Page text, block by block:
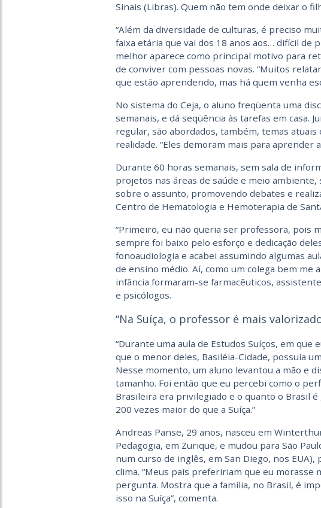
Sinais (Libras). Quem não tem onde deixar o
“Além da diversidade de culturas, é preciso
faixa etária que vai dos 18 anos aos… difícil de
melhor aparece como principal motivo para
de conviver com pessoas novas. “Muitos
que estão aprendendo, mas há quem venha
No sistema do Ceja, o aluno freqüenta uma
semanais, e dá seqüência às tarefas em casa.
regular, são abordados, também, temas
realidade. “Eles demoram mais para aprender
Durante 60 horas semanais, sem sala de
projetos nas áreas de saúde e meio
sobre o assunto, promovendo debates e
Centro de Hematologia e Hemoterapia de
“Primeiro, eu não queria ser professora, pois
sempre foi baixo pelo esforço e dedicação
fonoaudiologia e acabei assumindo algumas
de ensino médio. Aí, como um colega bem me
infância formaram-se farmacêuticos,
e psicólogos.
“Na Suíça, o professor é mais
“Durante uma aula de Estudos Suíços, em
que o menor deles, Basiléia-Cidade, possuía
Nesse momento, um aluno levantou a mão e
tamanho. Foi então que eu percebi como o
Brasileira era privilegiado e o quanto o Brasil
200 vezes maior do que a Suíça.”
Andreas Panse, 29 anos, nasceu em
Pedagogia, em Zurique, e mudou para São
num curso de inglês, em San Diego, nos
clima. “Meus pais prefeririam que eu
pergunta. Mostra que a família, no Brasil, é
isso na Suíça”, comenta.